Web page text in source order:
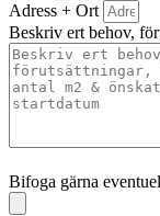
Adress + Ort
Beskriv ert behov,
Bifoga gärna